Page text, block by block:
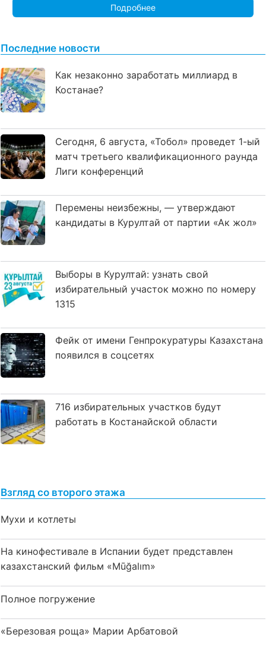
Подробнее
Последние новости
Как незаконно заработать миллиард в
Костанае?
Сегодня, 6 августа, «Тобол» проведет 1-ый
матч третьего квалификационного раунда
Лиги конференций
Перемены неизбежны, — утверждают
кандидаты в Курултай от партии «Ак жол»
Выборы в Курултай: узнать свой
избирательный участок можно по номеру
1315
Фейк от имени Генпрокуратуры Казахстана
появился в соцсетях
716 избирательных участков будут
работать в Костанайской области
Взгляд со второго этажа
Мухи и котлеты
На кинофестивале в Испании будет представлен
казахстанский фильм «Mūğalım»
Полное погружение
«Березовая роща» Марии Арбатовой